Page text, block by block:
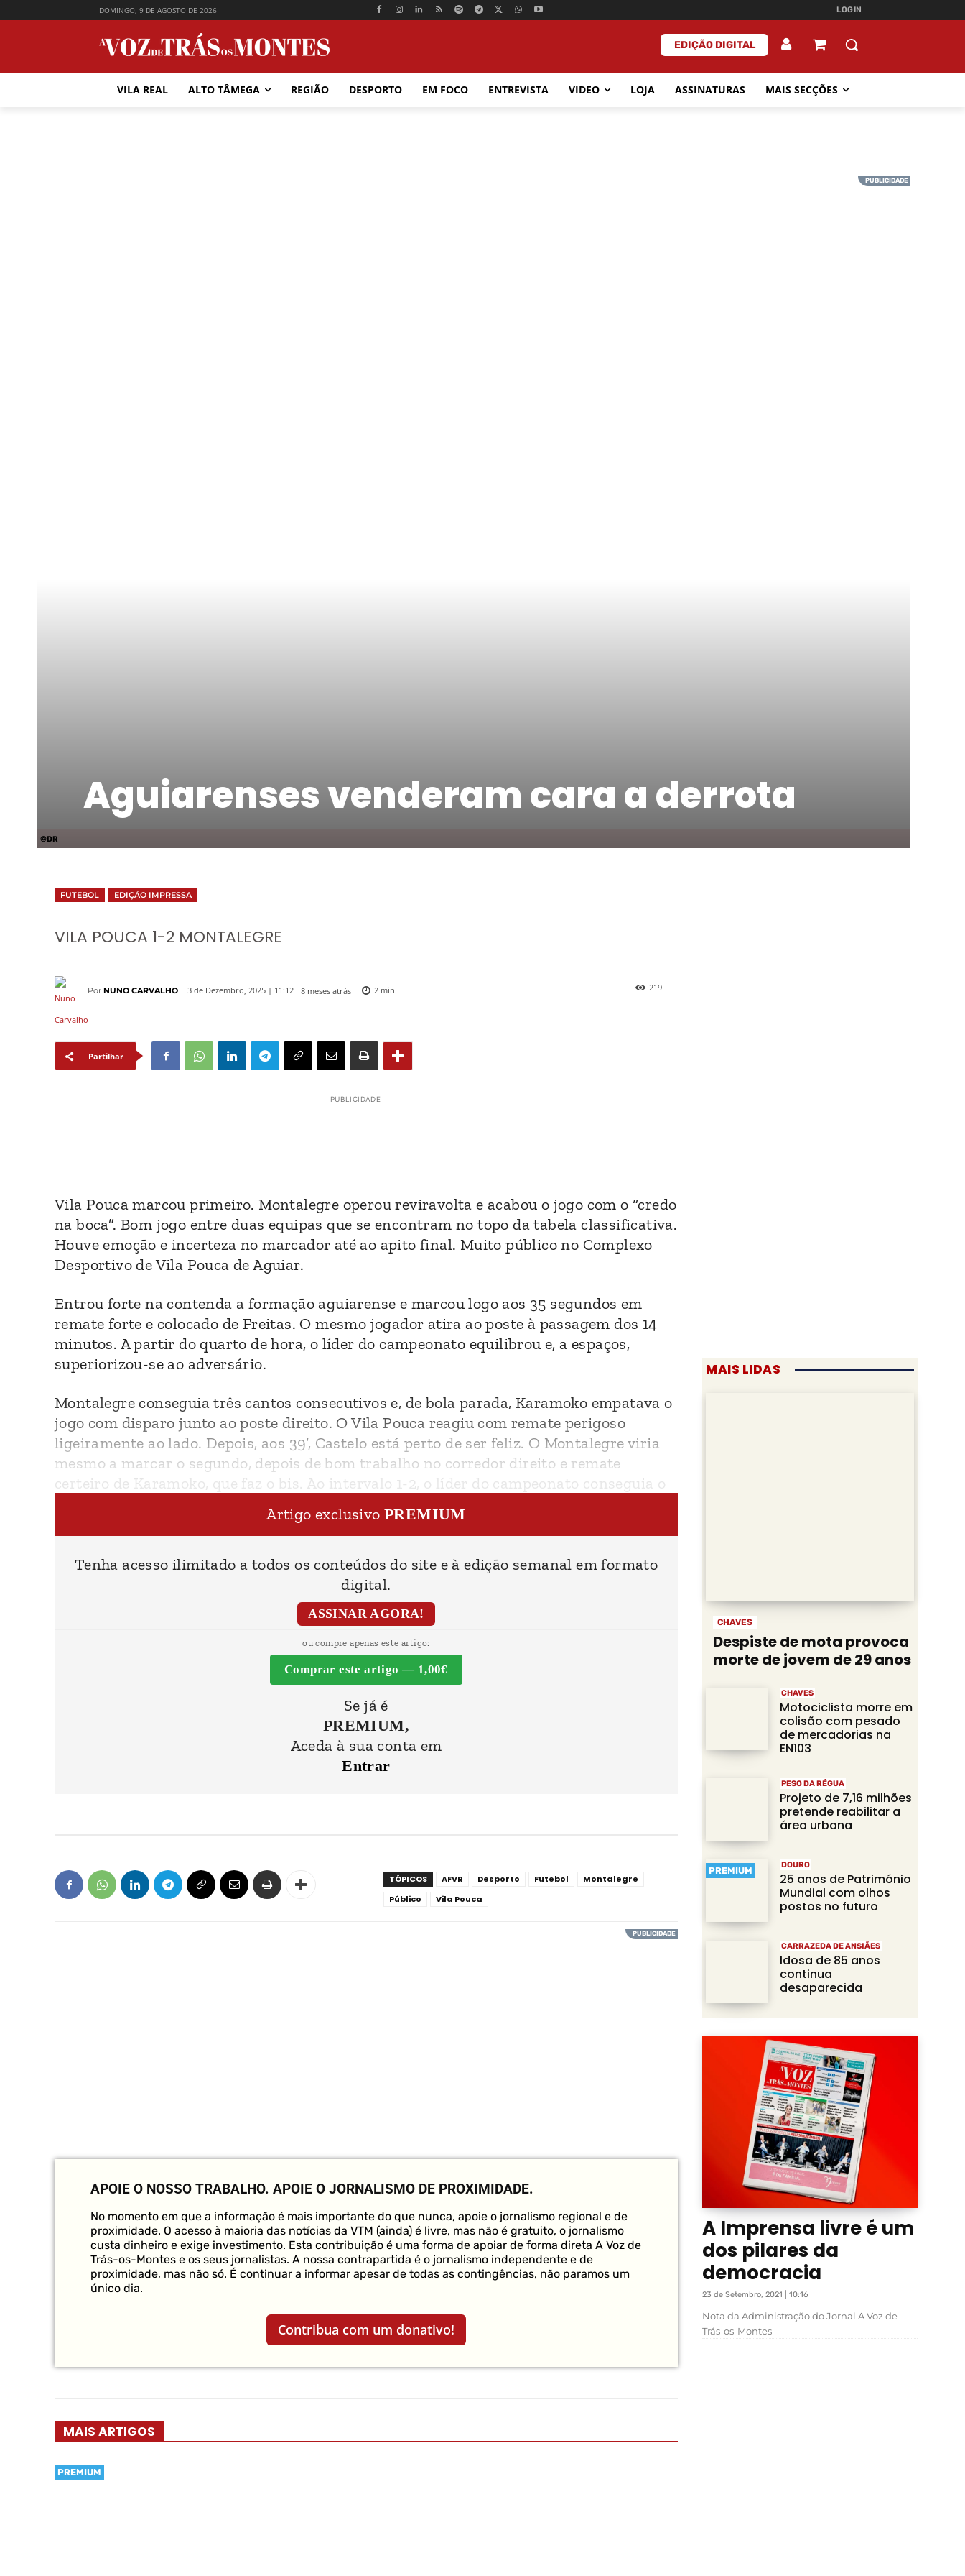
DOMINGO, 9 DE AGOSTO DE 2026 LOGIN
EDIÇÃO DIGITAL
VILA REAL ALTO TÂMEGA REGIÃO DESPORTO EM FOCO ENTREVISTA VIDEO LOJA ASSINATURAS MAIS SECÇÕES
©DR
Aguiarenses venderam cara a derrota
FUTEBOL EDIÇÃO IMPRESSA
VILA POUCA 1-2 MONTALEGRE
Por NUNO CARVALHO 3 de Dezembro, 2025 | 11:12 8 meses atrás 2 min. 219
Partilhar
PUBLICIDADE
Vila Pouca marcou primeiro. Montalegre operou reviravolta e acabou o jogo com o “credo
na boca”. Bom jogo entre duas equipas que se encontram no topo da tabela classificativa.
Houve emoção e incerteza no marcador até ao apito final. Muito público no Complexo
Desportivo de Vila Pouca de Aguiar.
Entrou forte na contenda a formação aguiarense e marcou logo aos 35 segundos em
remate forte e colocado de Freitas. O mesmo jogador atira ao poste à passagem dos 14
minutos. A partir do quarto de hora, o líder do campeonato equilibrou e, a espaços,
superiorizou-se ao adversário.
Montalegre conseguia três cantos consecutivos e, de bola parada, Karamoko empatava o
jogo com disparo junto ao poste direito. O Vila Pouca reagiu com remate perigoso
ligeiramente ao lado. Depois, aos 39’, Castelo está perto de ser feliz. O Montalegre viria
mesmo a marcar o segundo, depois de bom trabalho no corredor direito e remate
certeiro de Karamoko, que faz o bis. Ao intervalo 1-2, o líder do campeonato conseguia o
Artigo exclusivo PREMIUM
Tenha acesso ilimitado a todos os conteúdos do site e à edição semanal em formato
digital.
ASSINAR AGORA!
ou compre apenas este artigo:
Comprar este artigo — 1,00€
Se já é
PREMIUM,
Aceda à sua conta em
Entrar
TÓPICOS AFVR Desporto Futebol
Montalegre
Público
Vila Pouca
APOIE O NOSSO TRABALHO. APOIE O JORNALISMO DE PROXIMIDADE.
No momento em que a informação é mais importante do que nunca, apoie o jornalismo regional e de
proximidade. O acesso à maioria das notícias da VTM (ainda) é livre, mas não é gratuito, o jornalismo
custa dinheiro e exige investimento. Esta contribuição é uma forma de apoiar de forma direta A Voz de
Trás-os-Montes e os seus jornalistas. A nossa contrapartida é o jornalismo independente e de
proximidade, mas não só. É continuar a informar apesar de todas as contingências, não paramos um
único dia.
Contribua com um donativo!
MAIS ARTIGOS
PREMIUM
MAIS LIDAS
CHAVES
Despiste de mota provoca
morte de jovem de 29 anos
CHAVES
Motociclista morre em
colisão com pesado
de mercadorias na
EN103
PESO DA RÉGUA
Projeto de 7,16 milhões
pretende reabilitar a
área urbana
PREMIUM
DOURO
25 anos de Património
Mundial com olhos
postos no futuro
CARRAZEDA DE ANSIÃES
Idosa de 85 anos
continua
desaparecida
A Imprensa livre é um
dos pilares da
democracia
23 de Setembro, 2021 | 10:16
Nota da Administração do Jornal A Voz de
Trás-os-Montes